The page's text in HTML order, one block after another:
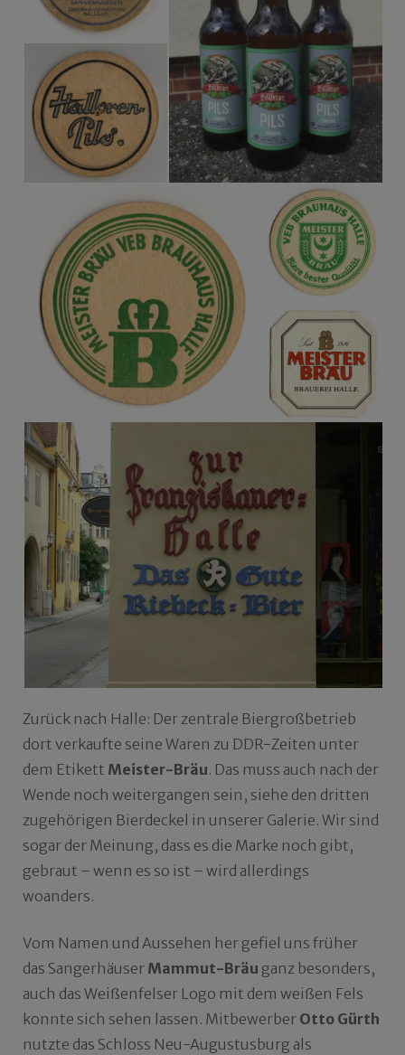
Zurück nach Halle: Der zentrale Biergroßbetrieb
dort verkaufte seine Waren zu DDR-Zeiten unter
dem Etikett Meister-Bräu. Das muss auch nach der
Wende noch weitergangen sein, siehe den dritten
zugehörigen Bierdeckel in unserer Galerie. Wir sind
sogar der Meinung, dass es die Marke noch gibt,
gebraut – wenn es so ist – wird allerdings
woanders.
Vom Namen und Aussehen her gefiel uns früher
das Sangerhäuser Mammut-Bräu ganz besonders,
auch das Weißenfelser Logo mit dem weißen Fels
konnte sich sehen lassen. Mitbewerber Otto Gürth
nutzte das Schloss Neu-Augustusburg als